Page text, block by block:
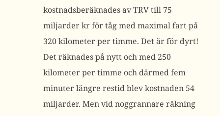
kostnadsberäknades av TRV till 75
miljarder kr för tåg med maximal fart på
320 kilometer per timme. Det är för dyrt!
Det räknades på nytt och med 250
kilometer per timme och därmed fem
minuter längre restid blev kostnaden 54
miljarder. Men vid noggrannare räkning